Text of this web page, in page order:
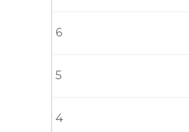
6
5
4